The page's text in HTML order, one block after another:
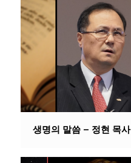
생명의 말씀 – 정현 목사